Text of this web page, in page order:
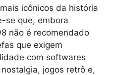
icônicos da história
se que, embora
não é recomendado
que exigem
com softwares
jogos retrô e,